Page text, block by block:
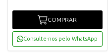
COMPRAR
Consulte-nos pelo WhatsApp